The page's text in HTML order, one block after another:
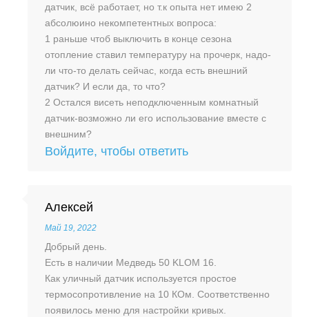
датчик, всё работает, но т.к опыта нет имею 2
абсолюино некомпетентных вопроса:
1 раньше чтоб выключить в конце сезона
отопление ставил температуру на прочерк, надо-
ли что-то делать сейчас, когда есть внешний
датчик? И если да, то что?
2 Остался висеть неподключенным комнатный
датчик-возможно ли его использование вместе с
внешним?
Войдите, чтобы ответить
Алексей
Май 19, 2022
Добрый день.
Есть в наличии Медведь 50 KLOM 16.
Как уличный датчик используется простое
термосопротивление на 10 КОм. Соответственно
появилось меню для настройки кривых.